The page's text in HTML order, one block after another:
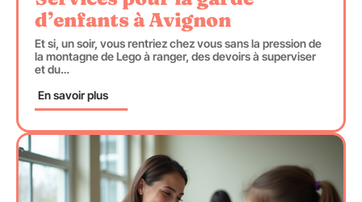
d’enfants à Avignon
Et si, un soir, vous rentriez chez vous sans la pression de
la montagne de Lego à ranger, des devoirs à superviser
et du…
En savoir plus